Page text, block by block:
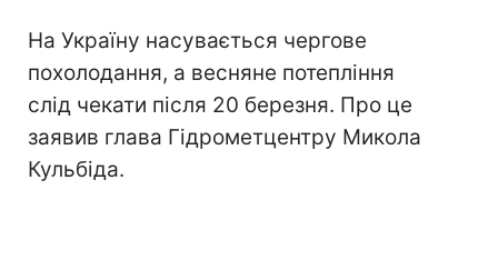
На Україну насувається чергове
похолодання, а весняне потепління
слід чекати після 20 березня. Про це
заявив глава Гідрометцентру Микола
Кульбіда.